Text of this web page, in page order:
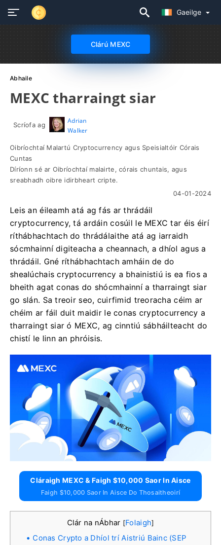
Gaeilge
Clárú MEXC
Abhaile
MEXC tharraingt siar
Scríofa ag
Adrian
Walker
Oibríochtaí Malartú Cryptocurrency agus Speisialtóir Córais
Cuntas
Díríonn sé ar Oibríochtaí malairte, córais chuntais, agus
sreabhadh oibre idirbheart cripte.
04-01-2024
Leis an éileamh atá ag fás ar thrádáil
cryptocurrency, tá ardáin cosúil le MEXC tar éis éirí
ríthábhachtach do thrádálaithe atá ag iarraidh
sócmhainní digiteacha a cheannach, a dhíol agus a
thrádáil. Gné ríthábhachtach amháin de do
shealúchais cryptocurrency a bhainistiú is ea fios a
bheith agat conas do shócmhainní a tharraingt siar
go slán. Sa treoir seo, cuirfimid treoracha céim ar
chéim ar fáil duit maidir le conas cryptocurrency a
tharraingt siar ó MEXC, ag cinntiú sábháilteacht do
chistí le linn an phróisis.
Cláraigh MEXC & Faigh $10,000 Saor In Aisce
Faigh $10,000 Saor In Aisce Do Thosaitheoirí
Clár na nÁbhar [Folaigh]
Conas Crypto a Dhíol trí Aistriú Bainc (SEP